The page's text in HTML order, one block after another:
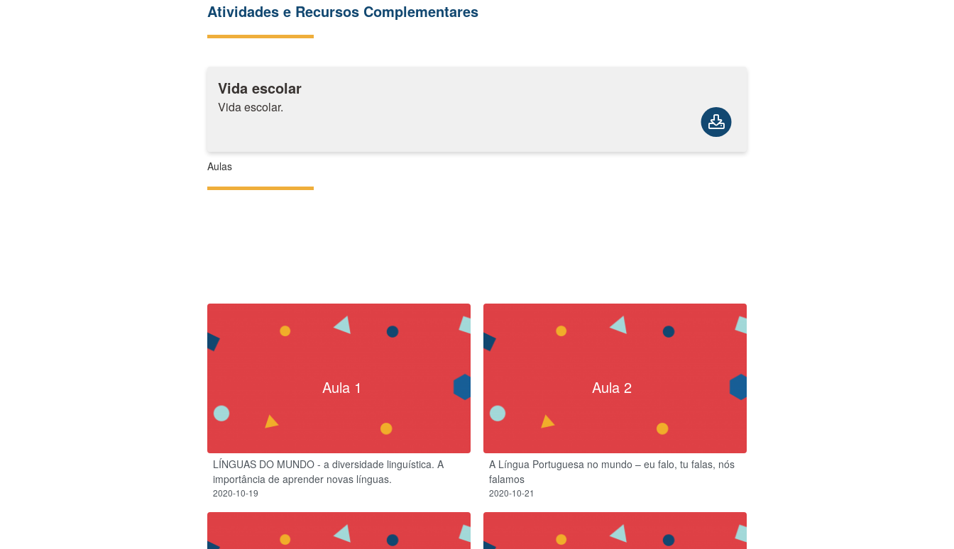
Atividades e Recursos Complementares
Vida escolar
Vida escolar.
Aulas
Aula 1
LÍNGUAS DO MUNDO - a diversidade linguística. A
importância de aprender novas línguas.
2020-10-19
Aula 2
A Língua Portuguesa no mundo – eu falo, tu falas, nós
falamos
2020-10-21